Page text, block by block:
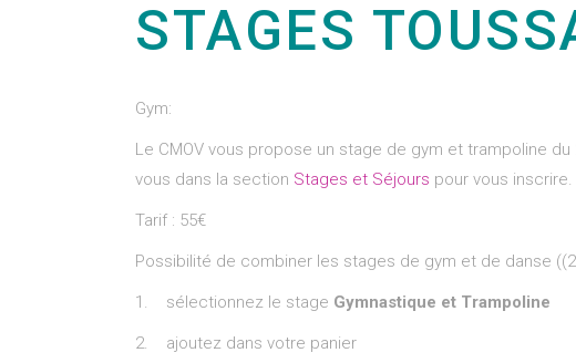
STAGES
Gym:
Le CMOV vous propose un stage de gym et trampoline
vous dans la section Stages et Séjours pour vous inscrire.
Tarif : 55€
Possibilité de combiner les stages de gym et de danse
1. sélectionnez le stage Gymnastique et Trampoline
2. ajoutez dans votre panier